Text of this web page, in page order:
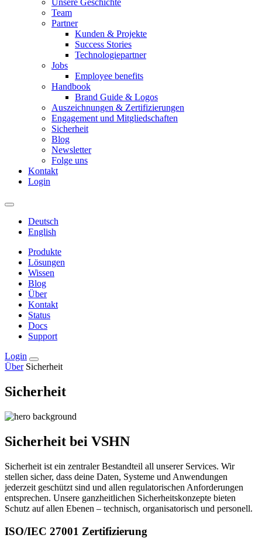
Unsere Geschichte
Team
Partner
Kunden & Projekte
Success Stories
Technologiepartner
Jobs
Employee benefits
Handbook
Brand Guide & Logos
Auszeichnungen & Zertifizierungen
Engagement und Mitgliedschaften
Sicherheit
Blog
Newsletter
Folge uns
Kontakt
Login
Deutsch
English
Produkte
Lösungen
Wissen
Blog
Über
Kontakt
Status
Docs
Support
Login
Über Sicherheit
Sicherheit
Sicherheit bei VSHN
Sicherheit ist ein zentraler Bestandteil all unserer Services. Wir
stellen sicher, dass deine Daten, Systeme und Anwendungen
jederzeit geschützt sind und allen regulatorischen Anforderungen
entsprechen. Unsere ganzheitlichen Sicherheitskonzepte bieten
Schutz auf allen Ebenen – technisch, organisatorisch und personell.
ISO/IEC 27001 Zertifizierung